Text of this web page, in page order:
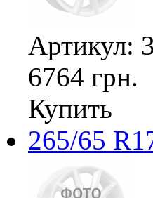
Артикул:
6764 грн.
Купить
265/65